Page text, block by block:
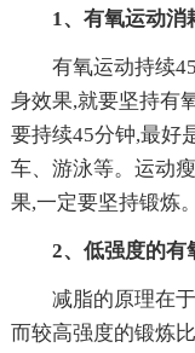
1、有氧运动消
有氧运动持续
身效果,就要坚持有
要持续45分钟,最好
车、游泳等。运动
果,一定要坚持锻炼。
2、低强度的有
减脂的原理在
而较高强度的锻炼